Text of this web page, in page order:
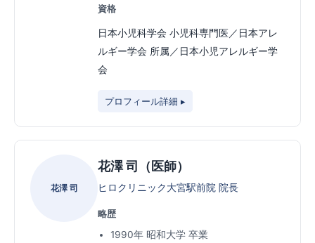
資格
日本小児科学会 小児科専門医／日本アレ
ルギー学会 所属／日本小児アレルギー学
会
プロフィール詳細 ▸
花澤 司
花澤 司（医師）
ヒロクリニック大宮駅前院 院長
略歴
1990年 昭和大学 卒業